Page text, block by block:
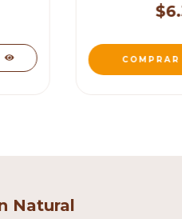
Natural